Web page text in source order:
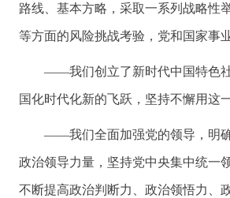
路线、基本方略，采取一系列战略性
等方面的风险挑战考验，党和国家事
——我们创立了新时代中国特色
国化时代化新的飞跃，坚持不懈用这
——我们全面加强党的领导，明
政治领导力量，坚持党中央集中统一
不断提高政治判断力、政治领悟力、